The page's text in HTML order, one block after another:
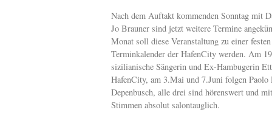
Nach dem Auftakt kommenden Sonntag mit
Jo Brauner sind jetzt weitere Termine
Monat soll diese Veranstaltung zu einer
Terminkalender der HafenCity werden. Am
sizilianische Sängerin und Ex-Hambugerin
HafenCity, am 3.Mai und 7.Juni folgen Paolo
Depenbusch, alle drei sind hörenswert und
Stimmen absolut salontauglich.